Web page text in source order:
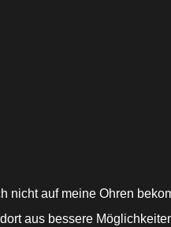
auf meine Ohren
aus bessere